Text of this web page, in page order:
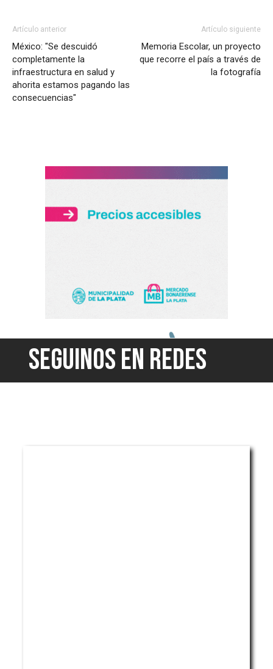
Artículo anterior
México: "Se descuidó
completamente la
infraestructura en salud y
ahorita estamos pagando las
consecuencias"
Artículo siguiente
Memoria Escolar, un proyecto
que recorre el país a través de
la fotografía
SEGUINOS EN REDES